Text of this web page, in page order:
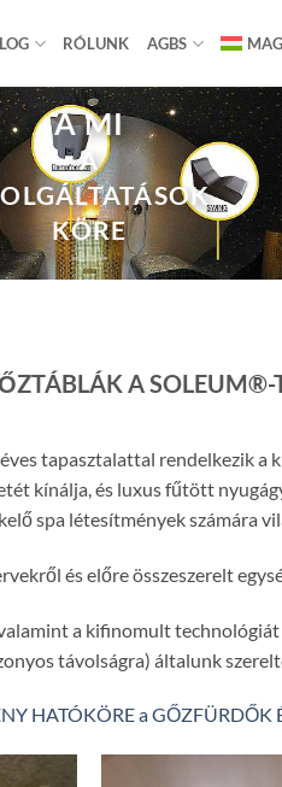
RÓLUNK AGBS
A MI
A
KÖRE
A SOLEUM®-
tapasztalattal rendelkezik a
kínálja, és luxus fűtött
spa létesítmények számára
és előre összeszerelt
a kifinomult
távolságra) általunk
HATÓKÖRE a GŐZFÜRDŐK